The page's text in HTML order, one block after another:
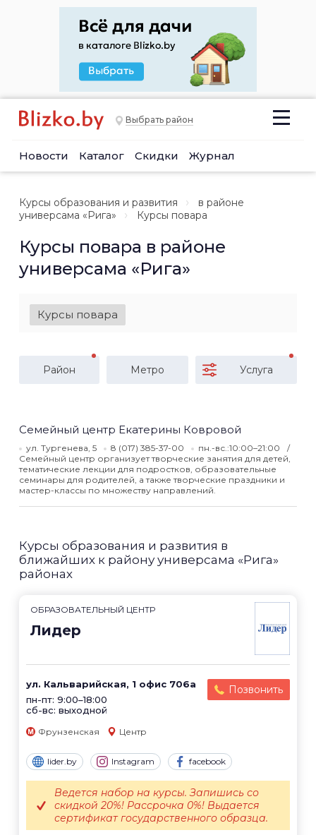
Выбрать район
Новости Каталог Скидки Журнал
Курсы образования и развития
в районе
универсама «Рига»
Курсы повара
Курсы повара в районе
универсама «Рига»
Курсы повара
Район Метро Услуга
Семейный центр Екатерины Ковровой
ул. Тургенева, 5 8 (017) 385-37-00
пн.-вс.:10:00–21:00
Семейный центр организует творческие занятия для детей,
тематические лекции для подростков, образовательные
семинары для родителей, а также творческие праздники и
мастер-классы по множеству направлений.
Курсы образования и развития в
ближайших к району универсама «Рига»
районах
ОБРАЗОВАТЕЛЬНЫЙ ЦЕНТР
Лидер
ул. Кальварийская, 1 офис 706а
пн-пт: 9:00–18:00
сб-вс: выходной
Позвонить
Фрунзенская Центр
lider.by Instagram facebook
Ведется набор на курсы. Запишись со
скидкой 20%! Рассрочка 0%! Выдается
сертификат государственного образца.